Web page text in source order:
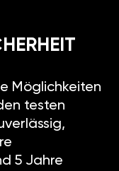
Möglichkeiten
testen
5 Jahre